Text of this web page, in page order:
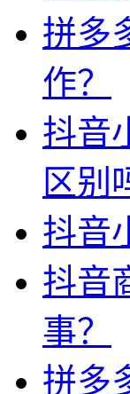
拼多
作？
抖音
区别
抖音
抖音
事？
拼多